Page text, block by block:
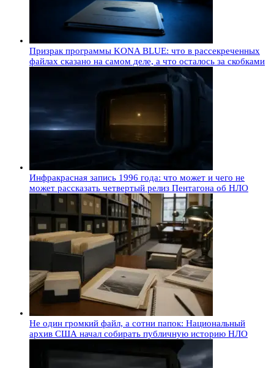
Призрак программы KONA BLUE: что в рассекреченных
файлах сказано на самом деле, а что осталось за скобками
Инфракрасная запись 1996 года: что может и чего не
может рассказать четвертый релиз Пентагона об НЛО
Не один громкий файл, а сотни папок: Национальный
архив США начал собирать публичную историю НЛО